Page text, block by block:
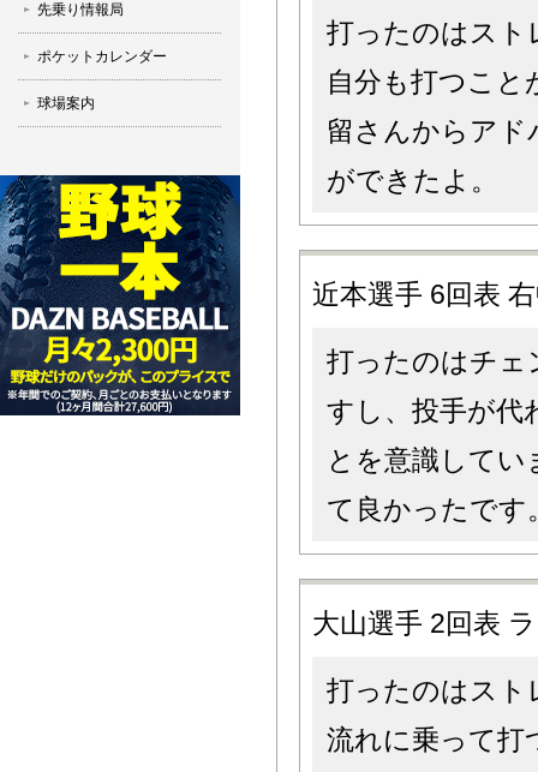
先乗り情報局
ポケットカレンダー
球場案内
打ったのはスト
自分も打つこと
留さんからア
ができたよ。
近本選手 6回表
打ったのはチェ
すし、投手が代
とを意識して
て良かったです
大山選手 2回表
打ったのはスト
流れに乗って打